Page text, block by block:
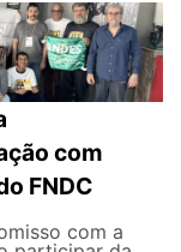
com
FNDC
com a